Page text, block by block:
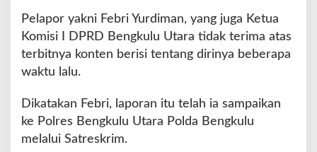
a
D
k
e
Pelapor yakni Febri Yurdiman, yang juga Ketua
Komisi I DPRD Bengkulu Utara tidak terima atas
terbitnya konten berisi tentang dirinya beberapa
waktu lalu.
Dikatakan Febri, laporan itu telah ia sampaikan
ke Polres Bengkulu Utara Polda Bengkulu
melalui Satreskrim.